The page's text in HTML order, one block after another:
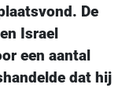
De
Israel
een aantal
dat hij